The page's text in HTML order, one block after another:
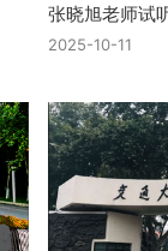
张晓旭老师试
2025-10-11